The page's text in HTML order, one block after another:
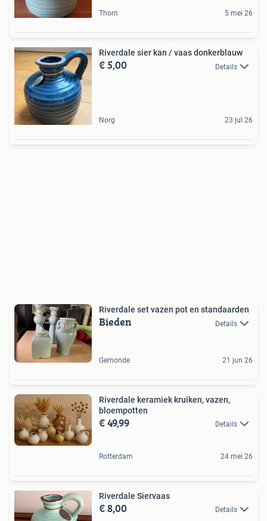
Thorn 5 mei 26
Riverdale sier kan / vaas donkerblauw
€ 5,00 Details
Norg 23 jul 26
Riverdale set vazen pot en standaarden
Bieden Details
Gemonde 21 jun 26
Riverdale keramiek kruiken, vazen,
bloempotten
€ 49,99 Details
Rotterdam 24 mei 26
Riverdale Siervaas
€ 8,00 Details